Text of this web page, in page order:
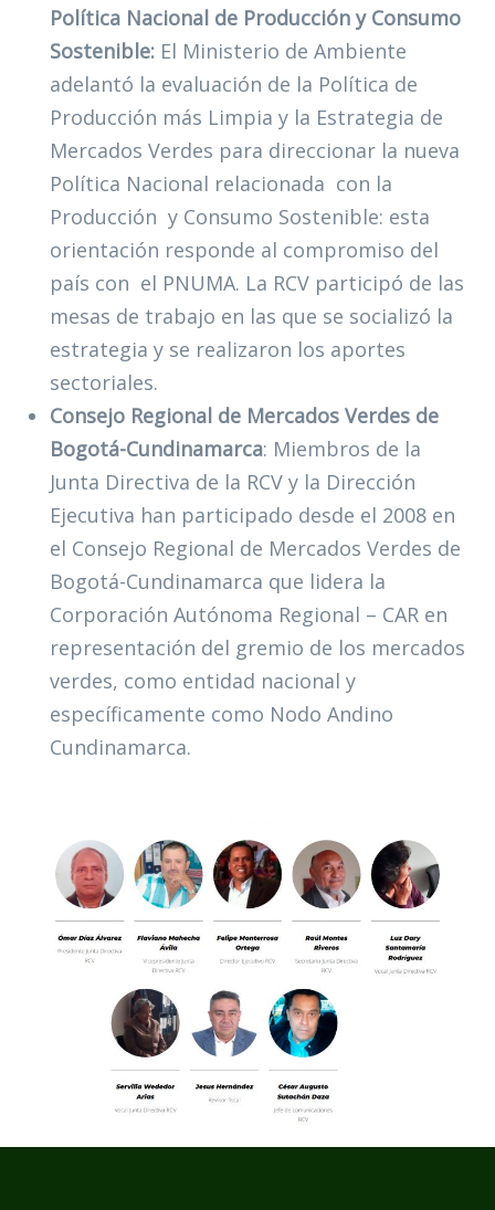
Política Nacional de Producción y Consumo
Sostenible: El Ministerio de Ambiente
adelantó la evaluación de la Política de
Producción más Limpia y la Estrategia de
Mercados Verdes para direccionar la nueva
Política Nacional relacionada con la
Producción y Consumo Sostenible: esta
orientación responde al compromiso del
país con el PNUMA. La RCV participó de las
mesas de trabajo en las que se socializó la
estrategia y se realizaron los aportes
sectoriales.
Consejo Regional de Mercados Verdes de
Bogotá-Cundinamarca: Miembros de la
Junta Directiva de la RCV y la Dirección
Ejecutiva han participado desde el 2008 en
el Consejo Regional de Mercados Verdes de
Bogotá-Cundinamarca que lidera la
Corporación Autónoma Regional – CAR en
representación del gremio de los mercados
verdes, como entidad nacional y
específicamente como Nodo Andino
Cundinamarca.